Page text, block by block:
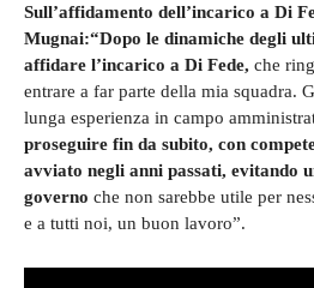
Sull’affidamento dell’incarico a Di
Mugnai:“Dopo le dinamiche degli
affidare l’incarico a Di Fede, che
entrare a far parte della mia squadra.
lunga esperienza in campo
proseguire fin da subito, con
avviato negli anni passati, evitando
governo che non sarebbe utile per
e a tutti noi, un buon lavoro”.